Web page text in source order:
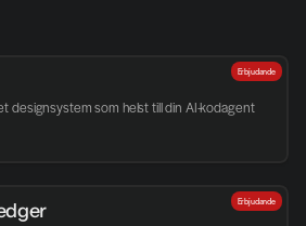
designsystem som helst till din AI-kodagent
Erbjudande
Erbjudande